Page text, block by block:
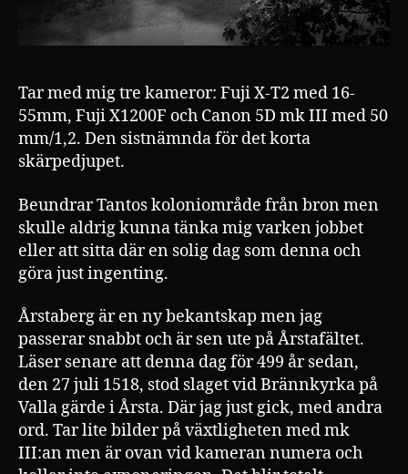
Tar med mig tre kameror: Fuji X-T2 med 16-
55mm, Fuji X1200F och Canon 5D mk III med 50
mm/1,2. Den sistnämnda för det korta
skärpedjupet.
Beundrar Tantos koloniområde från bron men
skulle aldrig kunna tänka mig varken jobbet
eller att sitta där en solig dag som denna och
göra just ingenting.
Årstaberg är en ny bekantskap men jag
passerar snabbt och är sen ute på Årstafältet.
Läser senare att denna dag för 499 år sedan,
den 27 juli 1518, stod slaget vid Brännkyrka på
Valla gärde i Årsta. Där jag just gick, med andra
ord. Tar lite bilder på växtligheten med mk
III:an men är ovan vid kameran numera och